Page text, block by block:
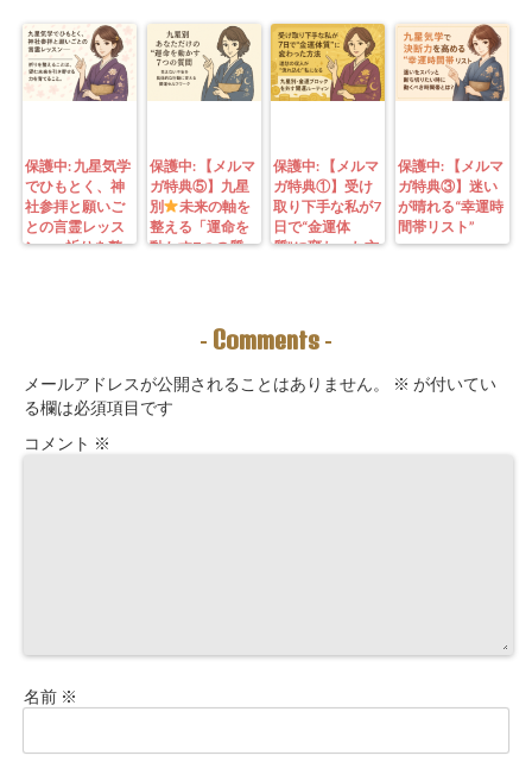
保護中: 九星気学
でひもとく、神
社参拝と願いご
との言霊レッス
ン—— 祈りを整
保護中: 【メルマ
ガ特典⑤】九星
別
未来の軸を
整える「運命を
動かす7つの質
ーチングできま
保護中: 【メルマ
ガ特典①】受け
取り下手な私が7
日で“金運体
質”に変わった方
九星別・金運ブ
ロックを外す開
保護中: 【メルマ
ガ特典③】迷い
が晴れる“幸運時
間帯リスト”
- Comments -
メールアドレスが公開されることはありません。 ※ が付いてい
る欄は必須項目です
コメント ※
名前 ※